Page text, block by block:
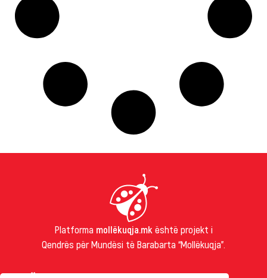
Platforma mollëkuqja.mk është projekt i
Qendrës për Mundësi të Barabarta “Mollëkuqja”.